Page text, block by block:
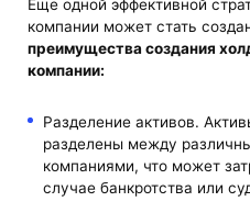
Еще одной эффективной
компании может стать
преимуществасоздания
компании:
Разделение активов.
разделены между
компаниями, что может
случае банкротства или